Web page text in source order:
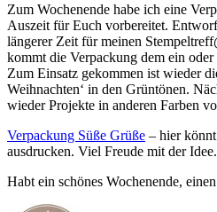
Zum Wochenende habe ich eine
Auszeit für Euch vorbereitet.
längerer Zeit für meinen
kommt die Verpackung dem ein
Zum Einsatz gekommen ist wieder
Weihnachten‘ in den Grüntönen.
wieder Projekte in anderen Farben
Verpackung Süße Grüße – hier
ausdrucken. Viel Freude mit der Idee.
Habt ein schönes Wochenende,